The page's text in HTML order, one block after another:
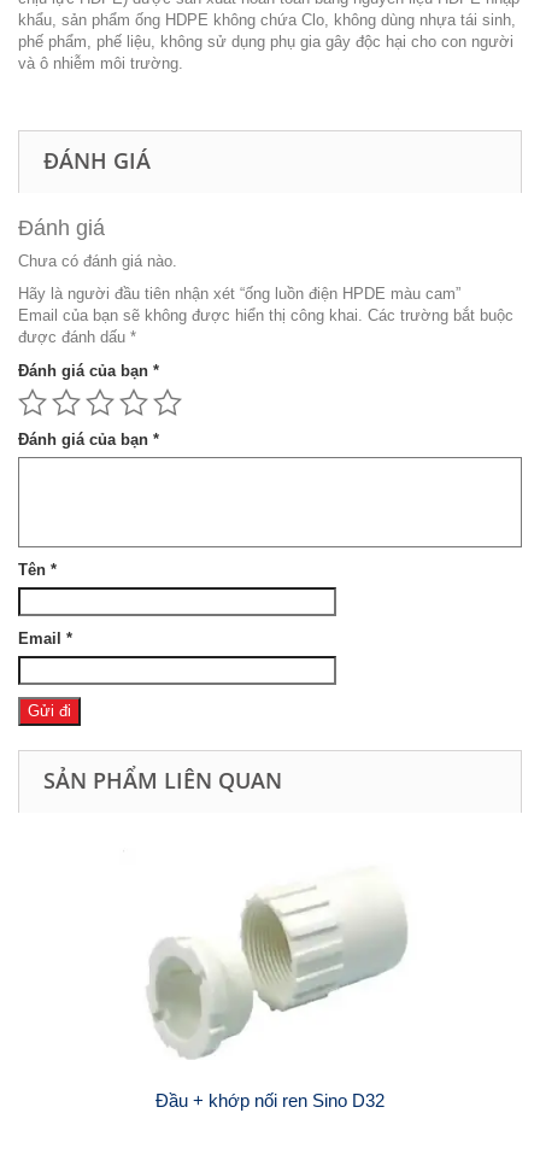
khẩu, sản phẩm ống HDPE không chứa Clo, không dùng nhựa tái sinh,
phế phẩm, phế liệu, không sử dụng phụ gia gây độc hại cho con người
và ô nhiễm môi trường.
ĐÁNH GIÁ
Đánh giá
Chưa có đánh giá nào.
Hãy là người đầu tiên nhận xét “ống luồn điện HPDE màu cam”
Email của bạn sẽ không được hiển thị công khai. Các trường bắt buộc
được đánh dấu *
Đánh giá của bạn *
Đánh giá của bạn *
Tên *
Email *
SẢN PHẨM LIÊN QUAN
Đầu + khớp nối ren Sino D32